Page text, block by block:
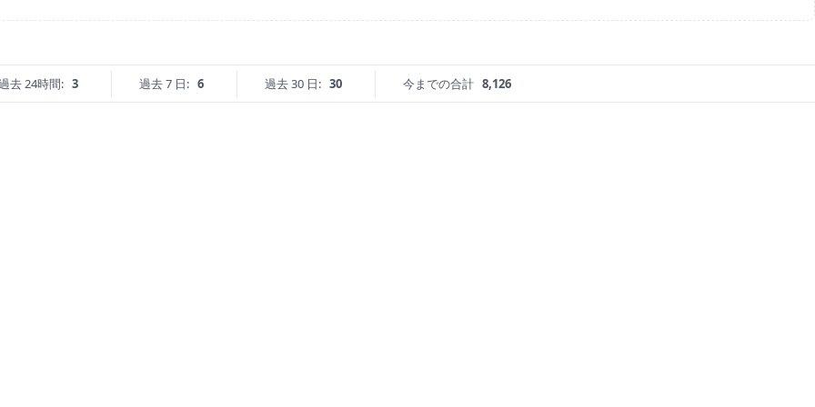
去 24時間: 3 過去 7 日: 6 過去 30 日: 30 今までの合計 8,126